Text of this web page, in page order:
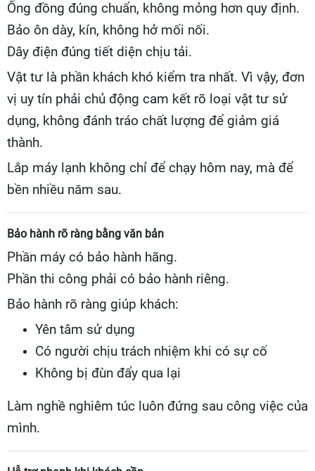
Ống đồng đúng chuẩn, không mỏng hơn quy định.
Bảo ôn dày, kín, không hở mối nối.
Dây điện đúng tiết diện chịu tải.
Vật tư là phần khách khó kiểm tra nhất. Vì vậy, đơn
vị uy tín phải chủ động cam kết rõ loại vật tư sử
dụng, không đánh tráo chất lượng để giảm giá
thành.
Lắp máy lạnh không chỉ để chạy hôm nay, mà để
bền nhiều năm sau.
Bảo hành rõ ràng bằng văn bản
Phần máy có bảo hành hãng.
Phần thi công phải có bảo hành riêng.
Bảo hành rõ ràng giúp khách:
Yên tâm sử dụng
Có người chịu trách nhiệm khi có sự cố
Không bị đùn đẩy qua lại
Làm nghề nghiêm túc luôn đứng sau công việc của
mình.